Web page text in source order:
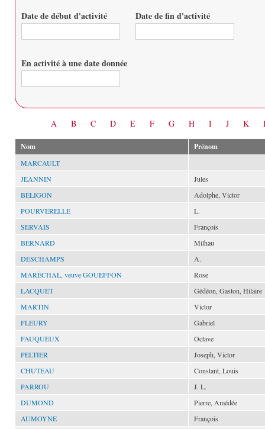
Date de début d'activité Date de fin d'activité
En activité à une date donnée
A B C D E F G H I J K
Nom Prénom
MARCAULT
JEANNIN
Jules
BÉLIGON
Adolphe, Victor
POURVERELLE
L.
SERVAIS
François
BERNARD
Milhau
DESCHAMPS
A.
MARÉCHAL, veuve GOUEFFON
Rose
LACQUET
Gédéon, Gaston, Hilaire
MARTIN
Victor
FLEURY
Gabriel
FAUQUEUX
Octave
PELTIER
Joseph, Victor
CHUTEAU
Constant, Louis
PARROU
J. L.
DUMOND
Pierre, Amédée
AUMOYNE
François